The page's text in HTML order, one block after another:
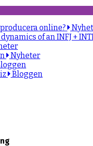
online?
of an INFJ +
Nyheter
Bloggen